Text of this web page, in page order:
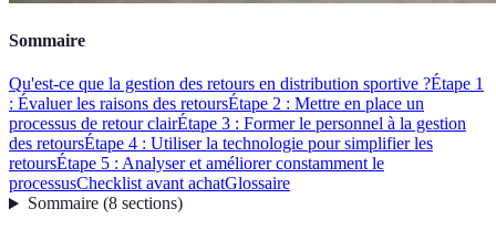
Sommaire
Qu'est-ce que la gestion des retours en distribution sportive ?Étape 1
: Évaluer les raisons des retoursÉtape 2 : Mettre en place un
processus de retour clairÉtape 3 : Former le personnel à la gestion
des retoursÉtape 4 : Utiliser la technologie pour simplifier les
retoursÉtape 5 : Analyser et améliorer constamment le
processusChecklist avant achatGlossaire
Sommaire(8 sections)